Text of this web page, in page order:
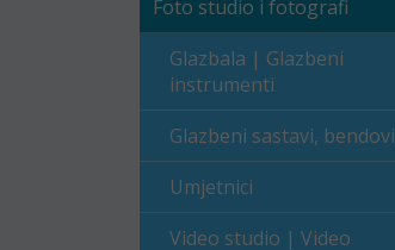
Foto studio i fotografi
Glazbala | Glazbeni
instrumenti
Glazbeni sastavi, bendovi
Umjetnici
Video studio | Video